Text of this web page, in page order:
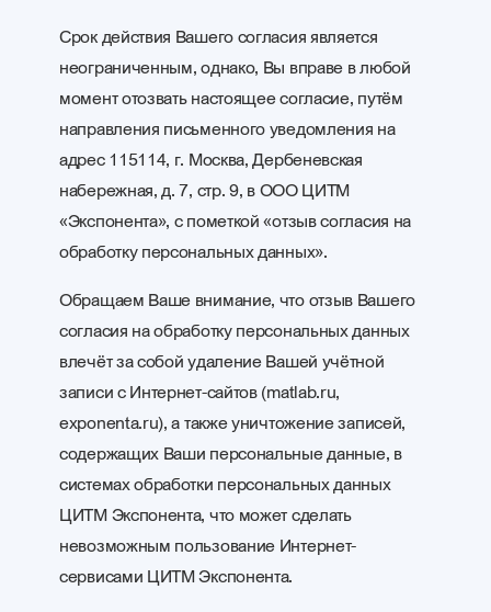
Срок действия Вашего согласия является
неограниченным, однако, Вы вправе в любой
момент отозвать настоящее согласие, путём
направления письменного уведомления на
адрес 115114, г. Москва, Дербеневская
набережная, д. 7, стр. 9, в ООО ЦИТМ
«Экспонента», с пометкой «отзыв согласия на
обработку персональных данных».
Обращаем Ваше внимание, что отзыв Вашего
согласия на обработку персональных данных
влечёт за собой удаление Вашей учётной
записи с Интернет-сайтов (matlab.ru,
exponenta.ru), а также уничтожение записей,
содержащих Ваши персональные данные, в
системах обработки персональных данных
ЦИТМ Экспонента, что может сделать
невозможным пользование Интернет-
сервисами ЦИТМ Экспонента.